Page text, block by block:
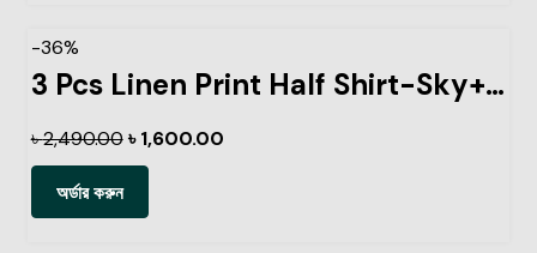
-36%
3 Pcs Linen Print Half Shirt-Sky+Petrol+Kathal
৳2,490.00 ৳1,600.00
অর্ডার করুন